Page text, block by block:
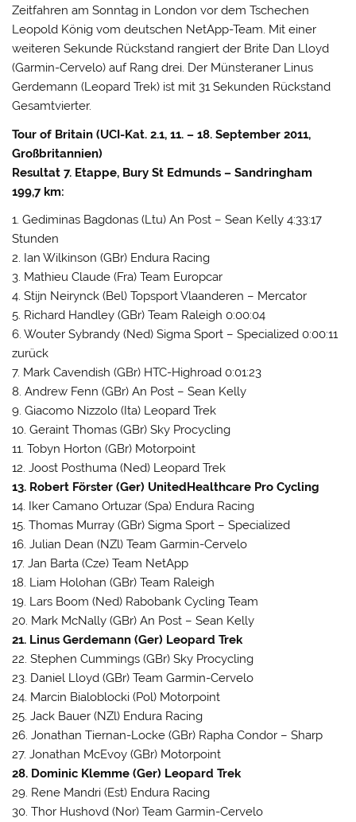
Zeitfahren am Sonntag in London vor dem Tschechen
Leopold König vom deutschen NetApp-Team. Mit einer
weiteren Sekunde Rückstand rangiert der Brite Dan Lloyd
(Garmin-Cervelo) auf Rang drei. Der Münsteraner Linus
Gerdemann (Leopard Trek) ist mit 31 Sekunden Rückstand
Gesamtvierter.
Tour of Britain (UCI-Kat. 2.1, 11. – 18. September 2011,
Großbritannien)
Resultat 7. Etappe, Bury St Edmunds – Sandringham
199,7 km:
1. Gediminas Bagdonas (Ltu) An Post – Sean Kelly 4:33:17
Stunden
2. Ian Wilkinson (GBr) Endura Racing
3. Mathieu Claude (Fra) Team Europcar
4. Stijn Neirynck (Bel) Topsport Vlaanderen – Mercator
5. Richard Handley (GBr) Team Raleigh 0:00:04
6. Wouter Sybrandy (Ned) Sigma Sport – Specialized 0:00:11
zurück
7. Mark Cavendish (GBr) HTC-Highroad 0:01:23
8. Andrew Fenn (GBr) An Post – Sean Kelly
9. Giacomo Nizzolo (Ita) Leopard Trek
10. Geraint Thomas (GBr) Sky Procycling
11. Tobyn Horton (GBr) Motorpoint
12. Joost Posthuma (Ned) Leopard Trek
13. Robert Förster (Ger) UnitedHealthcare Pro Cycling
14. Iker Camano Ortuzar (Spa) Endura Racing
15. Thomas Murray (GBr) Sigma Sport – Specialized
16. Julian Dean (NZl) Team Garmin-Cervelo
17. Jan Barta (Cze) Team NetApp
18. Liam Holohan (GBr) Team Raleigh
19. Lars Boom (Ned) Rabobank Cycling Team
20. Mark McNally (GBr) An Post – Sean Kelly
21. Linus Gerdemann (Ger) Leopard Trek
22. Stephen Cummings (GBr) Sky Procycling
23. Daniel Lloyd (GBr) Team Garmin-Cervelo
24. Marcin Bialoblocki (Pol) Motorpoint
25. Jack Bauer (NZl) Endura Racing
26. Jonathan Tiernan-Locke (GBr) Rapha Condor – Sharp
27. Jonathan McEvoy (GBr) Motorpoint
28. Dominic Klemme (Ger) Leopard Trek
29. Rene Mandri (Est) Endura Racing
30. Thor Hushovd (Nor) Team Garmin-Cervelo